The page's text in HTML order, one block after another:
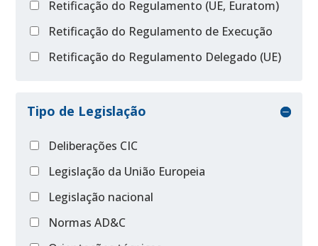
Retificação do Regulamento (UE, Euratom)
Retificação do Regulamento de Execução
Retificação do Regulamento Delegado (UE)
Tipo de Legislação
Deliberações CIC
Legislação da União Europeia
Legislação nacional
Normas AD&C